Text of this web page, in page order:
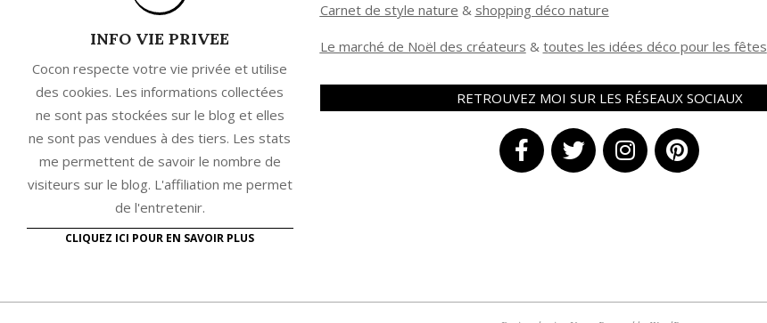
INFO VIE PRIVEE
Cocon respecte votre vie privée et utilise
des cookies. Les informations collectées
ne sont pas stockées sur le blog et elles
ne sont pas vendues à des tiers. Les stats
me permettent de savoir le nombre de
visiteurs sur le blog. L'affiliation me permet
de l'entretenir.
CLIQUEZ ICI POUR EN SAVOIR PLUS
Carnet de style nature & shopping déco nature
Le marché de Noël des créateurs & toutes les idées déco pour les fêtes
RETROUVEZ MOI SUR LES RÉSEAUX SOCIAUX